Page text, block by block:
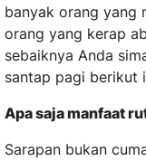
banyak orang yang
orang yang kerap
sebaiknya Anda
santap pagi berikut
Apa saja manfaat
Sarapan bukan